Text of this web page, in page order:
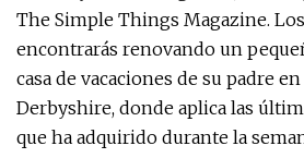
The Simple Things Magazine.
encontrarás renovando un
casa de vacaciones de su padre
Derbyshire, donde aplica las
que ha adquirido durante la